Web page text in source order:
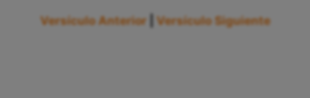
Versículo Anterior Versículo Siguiente